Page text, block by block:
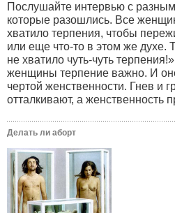
Послушайте интервью с
которые разошлись. Все
хватило терпения, чтобы
или еще что-то в этом же духе.
не хватило чуть-чуть
женщины терпение важно. И
чертой женственности. Гнев и
отталкивают, а женственность
Делать ли аборт